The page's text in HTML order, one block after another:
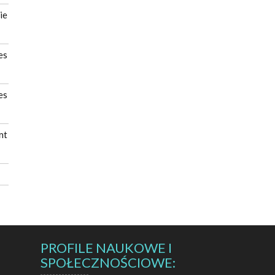
PROFILE NAUKOWE I
SPOŁECZNOŚCIOWE: